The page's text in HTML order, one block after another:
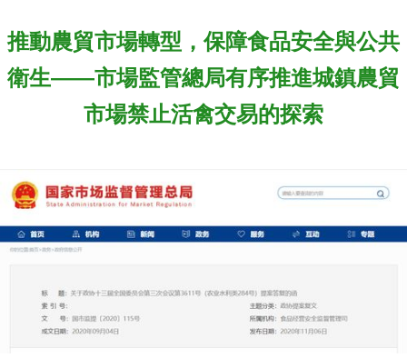
推動農貿市場轉型，保障食品安全與公共
衛生——市場監管總局有序推進城鎮農貿
市場禁止活禽交易的探索